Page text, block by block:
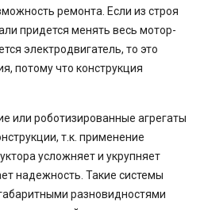
ремонта. Если из строя
придется менять весь мотор-
электродвигатель, то это
потому что конструкция
или роботизированные агрегаты
т.к. применение
усложняет и укрупняет
надежность. Такие системы
разновидностями